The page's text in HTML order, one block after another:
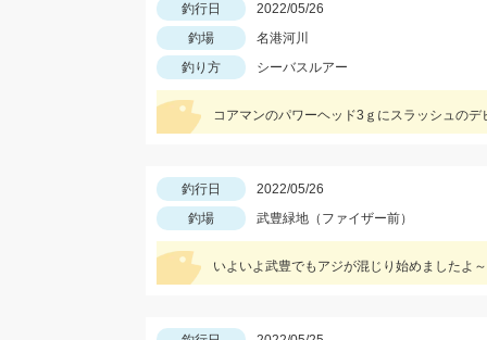
釣行日
2022/05/26
釣場
名港河川
釣り方
シーバスルアー
コアマンのパワーヘッド3ｇにスラッシュの
釣行日
2022/05/26
釣場
武豊緑地（ファイザー前）
いよいよ武豊でもアジが混じり始めましたよ～